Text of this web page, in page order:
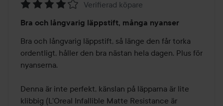
4
av
5
Verifierad köpare
Bra och långvarig läppstift, många nyanser
Bra och långvarig läppstift, så länge den får torka
ordentligt, håller den bra nästan hela dagen. Plus för
nyanserna.
Denna är inte perfekt, känslan på läpparna är lite
klibbig (L'Oreal Infallible Matte Resistance är